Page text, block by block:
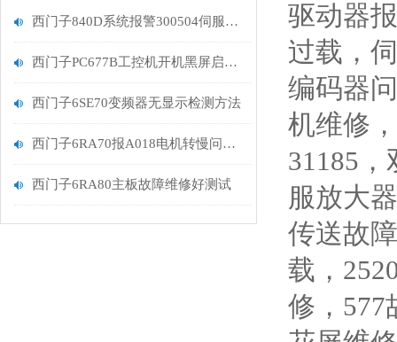
西门子840D系统报警300504伺服电机编码器故障维修解决
西门子PC677B工控机开机黑屏启动无显示解决
西门子6SE70变频器无显示检测方法
西门子6RA70报A018电机转慢问题维修分析
西门子6RA80主板故障维修好测试
驱动器
过载，
编码器
机维修
31185，
服放大
传送故
载，
修，577